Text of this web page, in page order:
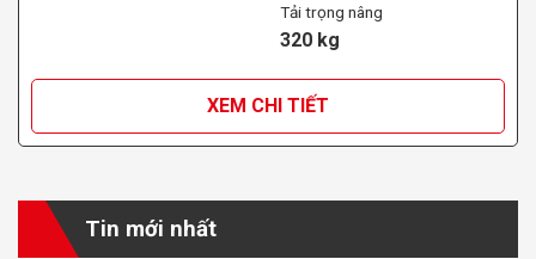
Tải trọng nâng
320 kg
XEM CHI TIẾT
Tin mới nhất